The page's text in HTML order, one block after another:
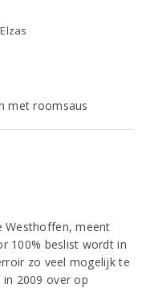
met roomsaus
Westhoffen, meent
100% beslist wordt in
zo veel mogelijk te
2009 over op